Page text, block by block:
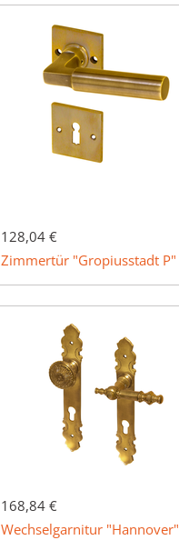
128,04 €
Zimmertür "Gropiusstadt P"
168,84 €
Wechselgarnitur "Hannover"